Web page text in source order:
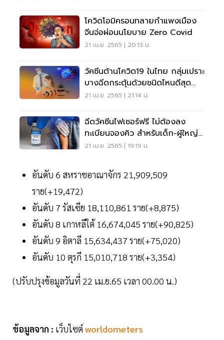
โควิดโอมิครอนทลายกำแพงเมือง
จีนจ่อผ่อนนโยบาย Zero Covid
21 เม.ย. 2565 | 20:13 น.
วัคซีนต้านโควิด19 ในไทย กลุ่มเปราะ
บางฉีดกระตุ้นด้วยชนิดไหนดีสุด
อ่านเลย
21 เม.ย. 2565 | 21:14 น.
ฉีดวัคซีนไฟเซอร์ฟรี ไม่ต้องลง
ทะเบียนจองคิว สำหรับเด็ก-ผู้ใหญ่
คลิกที่นี่
21 เม.ย. 2565 | 19:19 น.
อันดับ 6 สหราชอาณาจักร 21,909,509
ราย(+19,472)
อันดับ 7 รัสเซีย 18,110,861 ราย(+8,875)
อันดับ 8 เกาหลีใต้ 16,674,045 ราย(+90,825)
อันดับ 9 อิตาลี 15,634,437 ราย(+75,020)
อันดับ 10 ตุรกี 15,010,718 ราย(+3,354)
(ปรับปรุงข้อมูลวันที่ 22 เม.ย.65 เวลา 00.00 น.)
ข้อมูลจาก : เว็บไซต์ worldometers